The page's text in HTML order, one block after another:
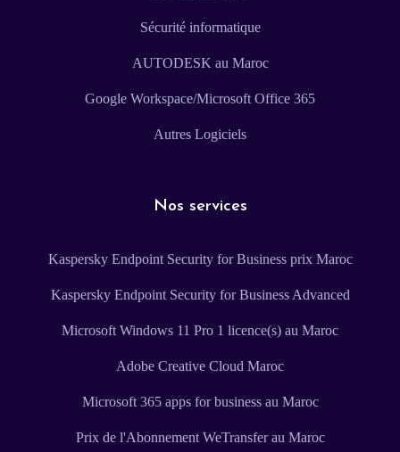
Sécurité informatique
AUTODESK au Maroc
Google Workspace/Microsoft Office 365
Autres Logiciels
Nos services
Kaspersky Endpoint Security for Business prix Maroc
Kaspersky Endpoint Security for Business Advanced
Microsoft Windows 11 Pro 1 licence(s) au Maroc
Adobe Creative Cloud Maroc
Microsoft 365 apps for business au Maroc
Prix de l'Abonnement WeTransfer au Maroc